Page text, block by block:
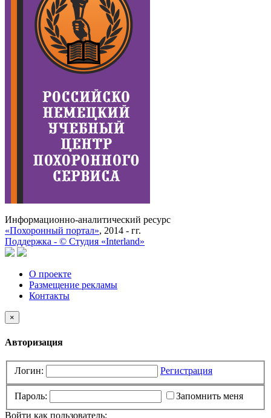
Информационно-аналитический ресурс
«Похоронный портал», 2014 - гг.
Поддержка - © Cтудия «Interland»
О проекте
Размещение рекламы
Контакты
×
Авторизация
Логин: Регистрация
Пароль:
Запомнить меня
Войти как пользователь: